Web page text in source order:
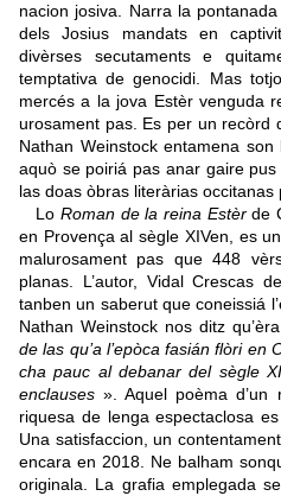
nacion josiva. Narra la
dels Josius mandats en
divèrses secutaments e
temptativa de genocidi. Mas
mercés a la jova Estèr venguda
urosament pas. Es per un recòrd
Nathan Weinstock entamena
aquò se poiriá pas anar gaire
las doas òbras literàrias occitanas
Lo Roman de la reina Estèrde
en Provença al sègle XIVen, es
malurosament pas que 448
planas. L’autor, Vidal Crescas
tanben un saberut que coneissiá
Nathan Weinstock nos ditz
de las qu’a l’epòca fasián flòri en
cha pauc al debanar del sègle
enclauses ». Aquel poèma d’un
riquesa de lenga espectaclosa
Una satisfaccion, un
encara en 2018. Ne balham
originala. La grafia emplegada